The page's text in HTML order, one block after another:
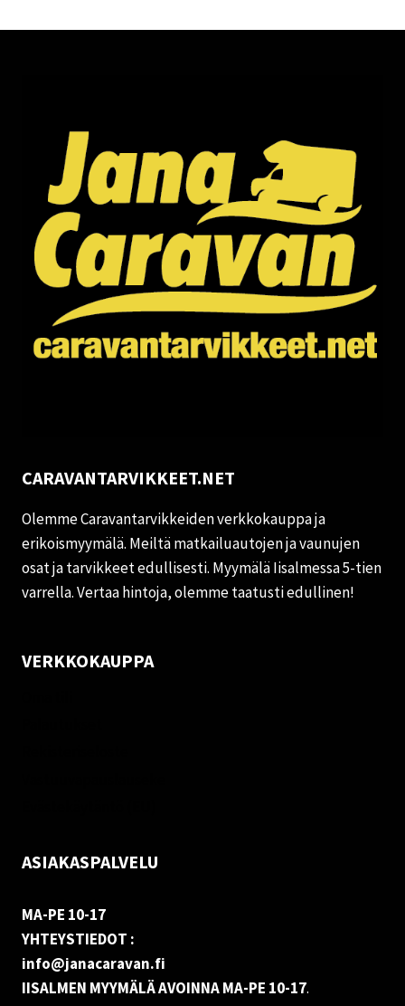
CARAVANTARVIKKEET.NET
Olemme Caravantarvikkeiden verkkokauppa ja
erikoismyymälä. Meiltä matkailuautojen ja vaunujen
osat ja tarvikkeet edullisesti. Myymälä Iisalmessa 5-tien
varrella. Vertaa hintoja, olemme taatusti edullinen!
VERKKOKAUPPA
ASIAKASPALVELU
MA-PE 10-17
YHTEYSTIEDOT :
info@janacaravan.fi
IISALMEN MYYMÄLÄ AVOINNA MA-PE 10-17.